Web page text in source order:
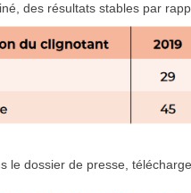
des résultats stables par
le dossier de presse,